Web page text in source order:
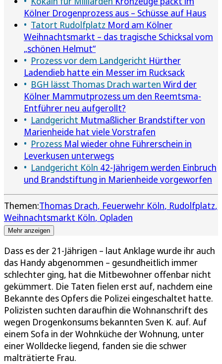
Kölner Drogenprozess aus – Schüsse auf Haus
Tatort Rudolfplatz Mord am Kölner
Weihnachtsmarkt – das tragische Schicksal vom
„schönen Helmut“
Prozess vor dem Landgericht Hürther
Ladendieb hatte ein Messer im Rucksack
BGH lässt Thomas Drach warten Wird der
Kölner Mammutprozess um den Reemtsma-
Entführer neu aufgerollt?
Landgericht Mutmaßlicher Brandstifter von
Marienheide hat viele Vorstrafen
Prozess Mal wieder ohne Führerschein in
Leverkusen unterwegs
Landgericht Köln 42-Jährigem werden Einbruch
und Brandstiftung in Marienheide vorgeworfen
Themen:Thomas Drach Feuerwehr Köln Rudolfplatz
Weihnachtsmarkt Köln Opladen
Mehr anzeigen
Dass es der 21-Jährigen – laut Anklage wurde ihr auch
das Handy abgenommen – gesundheitlich immer
schlechter ging, hat die Mitbewohner offenbar nicht
gekümmert. Die Taten fielen erst auf, nachdem eine
Bekannte des Opfers die Polizei eingeschaltet hatte.
Polizisten suchten daraufhin die Wohnanschrift des
wegen Drogenkonsums bekannten Sven K. auf. Auf
einem Sofa in der Wohnküche der Wohnung, unter
einer Wolldecke liegend, fanden sie die schwer
malträtierte Frau.